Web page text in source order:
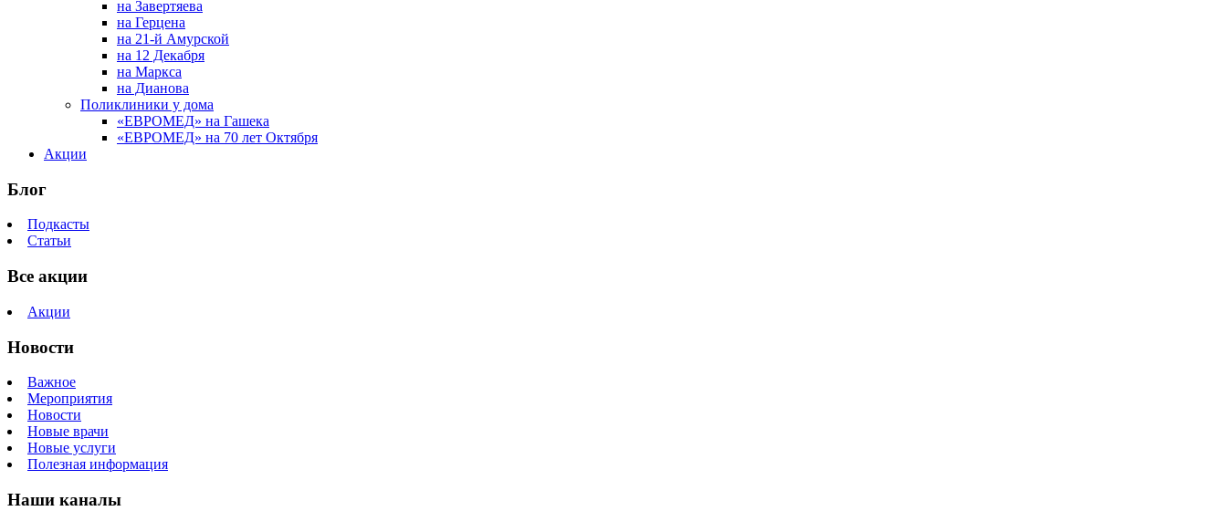
на Завертяева
на Герцена
на 21-й Амурской
на 12 Декабря
на Маркса
на Дианова
Поликлиники у дома
«ЕВРОМЕД» на Гашека
«ЕВРОМЕД» на 70 лет Октября
Акции
Блог
Подкасты
Статьи
Все акции
Акции
Новости
Важное
Мероприятия
Новости
Новые врачи
Новые услуги
Полезная информация
Наши каналы